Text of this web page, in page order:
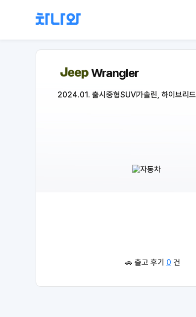
Wrangler
2024.01. 출시 중형SUV가솔린, 하이브리드
🚗 출고 후기 0 건